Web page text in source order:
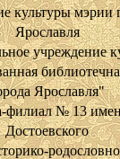
культуры мэрии
Ярославля
учреждение
Ярославля"
филиал № 13
Достоевского